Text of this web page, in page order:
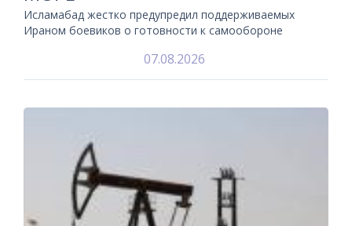
Исламабад жестко предупредил поддерживаемых
Ираном боевиков о готовности к самообороне
07.08.2026